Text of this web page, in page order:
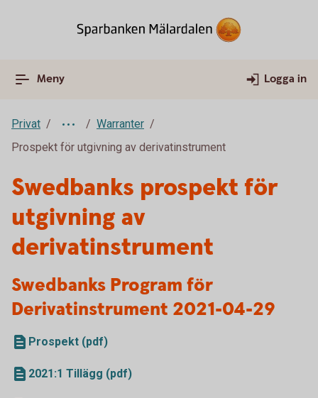
Meny Logga in
Privat
Warranter
Prospekt för utgivning av derivatinstrument
Swedbanks prospekt för
utgivning av
derivatinstrument
Swedbanks Program för
Derivatinstrument 2021-04-29
Prospekt (pdf)
2021:1 Tillägg (pdf)